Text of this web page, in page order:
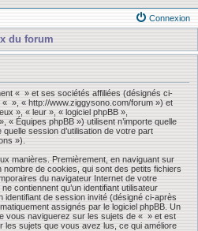
Connexion
du forum
« » et ses sociétés affiliées (désignés ci-
», « http://www.ziggysono.com/forum ») et
», « leur », « logiciel phpBB »,
« Équipes phpBB ») utilisent n’importe quelle
session d’utilisation de votre part
»).
manières. Premièrement, en naviguant sur
de cookies, qui sont des petits fichiers
du navigateur Internet de votre
contiennent qu’un identifiant utilisateur
de session invité (désigné ci-après
assignés par le logiciel phpBB. Un
vous naviguerez sur les sujets de « » et est
les sujets que vous avez lus, ce qui améliore